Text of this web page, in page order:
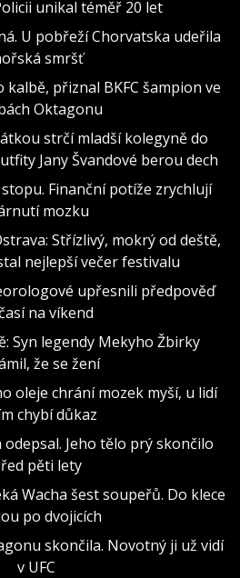
unikal téměř 20 let
U pobřeží Chorvatska udeřila
smršť
kalbě, přiznal BKFC šampion ve
Oktagonu
strčí mladší kolegyně do
Jany Švandové berou dech
Finanční potíže zrychlují
mozku
Střízlivý, mokrý od deště,
nejlepší večer festivalu
upřesnili předpověď
na víkend
Syn legendy Mekyho Žbirky
že se žení
oleje chrání mozek myší, u lidí
chybí důkaz
Jeho tělo prý skončilo
pěti lety
Wacha šest soupeřů. Do klece
po dvojicích
skončila. Novotný ji už vidí
v UFC